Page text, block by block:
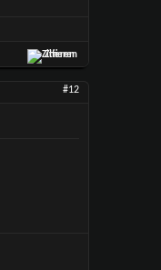
Zitieren
#12